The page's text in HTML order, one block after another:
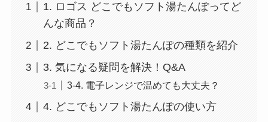
1. ロゴス どこでもソフト湯たんぽってど
んな商品？
2. どこでもソフト湯たんぽの種類を紹介
3. 気になる疑問を解決！Q&A
3-4. 電子レンジで温めても大丈夫？
4. どこでもソフト湯たんぽの使い方